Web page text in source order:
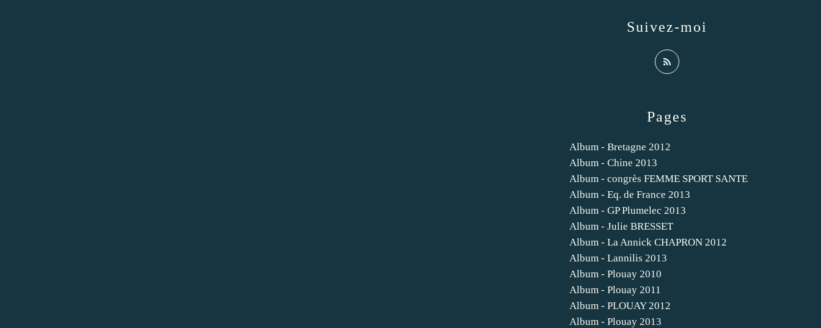
Pages
Album - Bretagne 2012
Album - Chine 2013
Album - congrès FEMME SPORT SANTE
Album - Eq. de France 2013
Album - GP Plumelec 2013
Album - Julie BRESSET
Album - La Annick CHAPRON 2012
Album - Lannilis 2013
Album - Plouay 2010
Album - Plouay 2011
Album - PLOUAY 2012
Album - Plouay 2013
Suivez-moi